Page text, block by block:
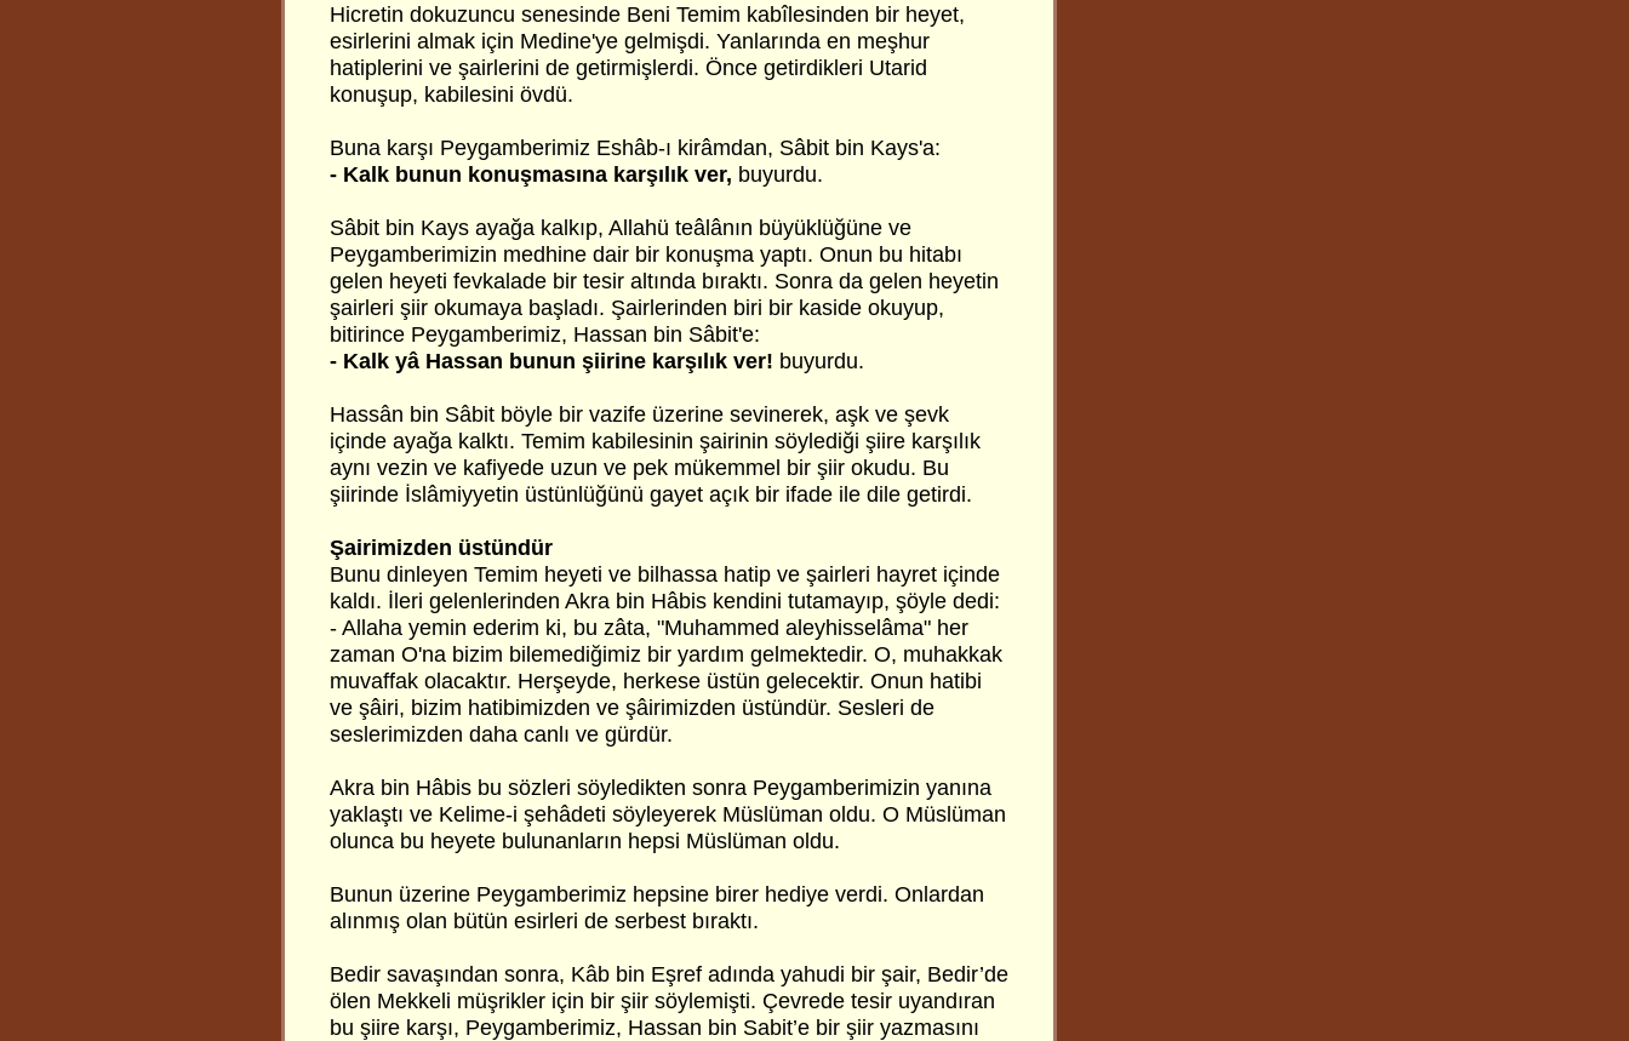
Hicretin dokuzuncu senesinde Beni Temim kabîlesinden bir heyet,
esirlerini almak için Medine'ye gelmişdi. Yanlarında en meşhur
hatiplerini ve şairlerini de getirmişlerdi. Önce getirdikleri Utarid
konuşup, kabilesini övdü.
Buna karşı Peygamberimiz Eshâb-ı kirâmdan, Sâbit bin Kays'a:
- Kalk bunun konuşmasına karşılık ver, buyurdu.
Sâbit bin Kays ayağa kalkıp, Allahü teâlânın büyüklüğüne ve
Peygamberimizin medhine dair bir konuşma yaptı. Onun bu hitabı
gelen heyeti fevkalade bir tesir altında bıraktı. Sonra da gelen heyetin
şairleri şiir okumaya başladı. Şairlerinden biri bir kaside okuyup,
bitirince Peygamberimiz, Hassan bin Sâbit'e:
- Kalk yâ Hassan bunun şiirine karşılık ver! buyurdu.
Hassân bin Sâbit böyle bir vazife üzerine sevinerek, aşk ve şevk
içinde ayağa kalktı. Temim kabilesinin şairinin söylediği şiire karşılık
aynı vezin ve kafiyede uzun ve pek mükemmel bir şiir okudu. Bu
şiirinde İslâmiyyetin üstünlüğünü gayet açık bir ifade ile dile getirdi.
Şairimizden üstündür
Bunu dinleyen Temim heyeti ve bilhassa hatip ve şairleri hayret içinde
kaldı. İleri gelenlerinden Akra bin Hâbis kendini tutamayıp, şöyle dedi:
- Allaha yemin ederim ki, bu zâta, "Muhammed aleyhisselâma" her
zaman O'na bizim bilemediğimiz bir yardım gelmektedir. O, muhakkak
muvaffak olacaktır. Herşeyde, herkese üstün gelecektir. Onun hatibi
ve şâiri, bizim hatibimizden ve şâirimizden üstündür. Sesleri de
seslerimizden daha canlı ve gürdür.
Akra bin Hâbis bu sözleri söyledikten sonra Peygamberimizin yanına
yaklaştı ve Kelime-i şehâdeti söyleyerek Müslüman oldu. O Müslüman
olunca bu heyete bulunanların hepsi Müslüman oldu.
Bunun üzerine Peygamberimiz hepsine birer hediye verdi. Onlardan
alınmış olan bütün esirleri de serbest bıraktı.
Bedir savaşından sonra, Kâb bin Eşref adında yahudi bir şair, Bedir’de
ölen Mekkeli müşrikler için bir şiir söylemişti. Çevrede tesir uyandıran
bu şiire karşı, Peygamberimiz, Hassan bin Sabit’e bir şiir yazmasını